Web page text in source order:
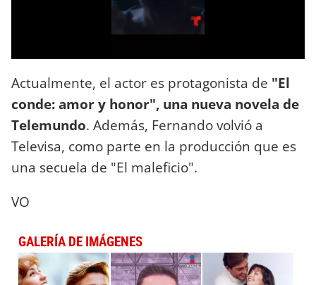
Actualmente, el actor es protagonista de "El
conde: amor y honor", una nueva novela de
Telemundo. Además, Fernando volvió a
Televisa, como parte en la producción que es
una secuela de "El maleficio".
VO
GALERÍA DE IMÁGENES